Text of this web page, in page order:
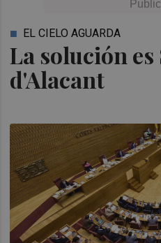
La solución es
d'Alacant
EL CIELO AGUARDA